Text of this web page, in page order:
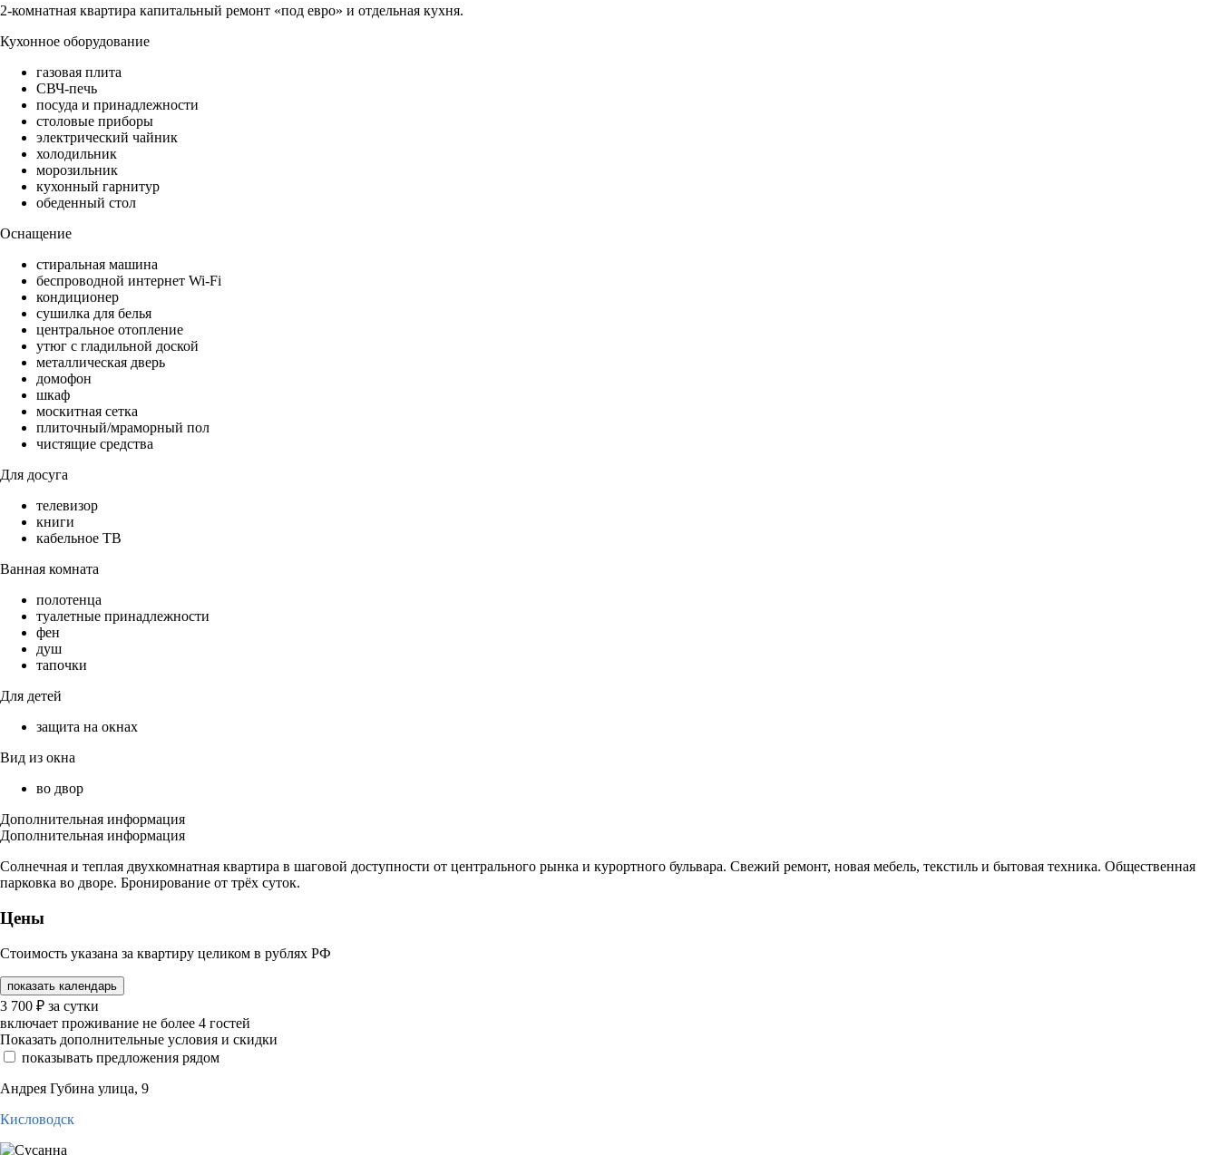
2-комнатная квартира капитальный ремонт «под евро» и отдельная кухня.
Кухонное оборудование
газовая плита
СВЧ-печь
посуда и принадлежности
столовые приборы
электрический чайник
холодильник
морозильник
кухонный гарнитур
обеденный стол
Оснащение
стиральная машина
беспроводной интернет Wi-Fi
кондиционер
сушилка для белья
центральное отопление
утюг с гладильной доской
металлическая дверь
домофон
шкаф
москитная сетка
плиточный/мраморный пол
чистящие средства
Для досуга
телевизор
книги
кабельное ТВ
Ванная комната
полотенца
туалетные принадлежности
фен
душ
тапочки
Для детей
защита на окнах
Вид из окна
во двор
Дополнительная информация
Дополнительная информация
Солнечная и теплая двухкомнатная квартира в шаговой доступности от центрального рынка и курортного бульвара. Свежий ремонт, новая мебель, текстиль и бытовая техника. Общественная
парковка во дворе. Бронирование от трёх суток.
Цены
Стоимость указана за квартиру целиком в рублях РФ
показать календарь
3 700 ₽ за сутки
включает проживание не более 4 гостей
Показать дополнительные условия и скидки
показывать предложения рядом
Андрея Губина улица, 9
Кисловодск